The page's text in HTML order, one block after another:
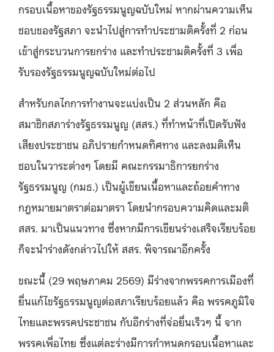
กรอบเนื้อหาของรัฐธรรมนูญฉบับใหม่ หากผ่านความเห็น
ชอบของรัฐสภา จะนำไปสู่การทำประชามติครั้งที่ 2 ก่อน
เข้าสู่กระบวนการยกร่าง และทำประชามติครั้งที่ 3 เพื่อ
รับรองรัฐธรรมนูญฉบับใหม่ต่อไป
สำหรับกลไกการทำงานจะแบ่งเป็น 2 ส่วนหลัก คือ
สมาชิกสภาร่างรัฐธรรมนูญ (สสร.) ที่ทำหน้าที่เปิดรับฟัง
เสียงประชาชน อภิปรายกำหนดทิศทาง และลงมติเห็น
ชอบในวาระต่างๆ โดยมี คณะกรรมาธิการยกร่าง
รัฐธรรมนูญ (กมธ.) เป็นผู้เขียนเนื้อหาและถ้อยคำทาง
กฎหมายมาตราต่อมาตรา โดยนำกรอบความคิดและมติ
สสร. มาเป็นแนวทาง ซึ่งหากมีการเขียนร่างเสร็จเรียบร้อย
ก็จะนำร่างดังกล่าวไปให้ สสร. พิจารณาอีกครั้ง
ขณะนี้ (29 พฤษภาคม 2569) มีร่างจากพรรคการเมืองที่
ยื่นแก้ไขรัฐธรรมนูญต่อสภาเรียบร้อยแล้ว คือ พรรคภูมิใจ
ไทยและพรรคประชาชน กับอีกร่างที่จ่อยื่นเร็วๆ นี้ จาก
พรรคเพื่อไทย ซึ่งแต่ละร่างมีการกำหนดกรอบเนื้อหาและ